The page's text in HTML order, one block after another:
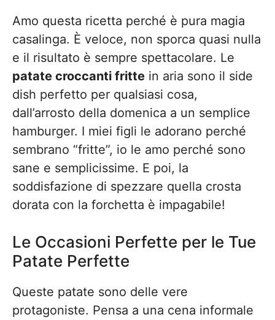
Amo questa ricetta perché è pura magia
casalinga. È veloce, non sporca quasi nulla
e il risultato è sempre spettacolare. Le
patate croccanti fritte in aria sono il side
dish perfetto per qualsiasi cosa,
dall’arrosto della domenica a un semplice
hamburger. I miei figli le adorano perché
sembrano “fritte”, io le amo perché sono
sane e semplicissime. E poi, la
soddisfazione di spezzare quella crosta
dorata con la forchetta è impagabile!
Le Occasioni Perfette per le Tue
Patate Perfette
Queste patate sono delle vere
protagoniste. Pensa a una cena informale